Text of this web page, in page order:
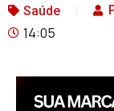
Saúde
14:05